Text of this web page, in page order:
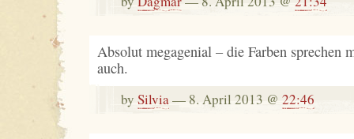
Absolut megagenial – die Farben sprechen
auch.
by Silvia— 8. April 2013 @ 22:46